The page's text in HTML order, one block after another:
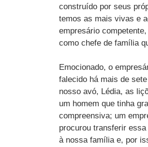
construído por seus
temos as mais vivas e
empresário
como chefe de família
Emocionado, o
falecido há mais de
nosso avó, Lédia, as
um homem que tinha
compreensiva; um
procurou transferir
à nossa família e, por